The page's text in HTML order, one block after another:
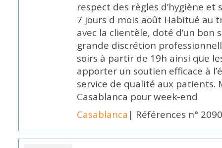
respect des règles d’hygiène
7 jours d mois août Habitué au
avec la clientèle, doté d’un bon
grande discrétion
soirs à partir de 19h ainsi que
apporter un soutien efficace à
service de qualité aux patients.
Casablanca pour week-end
Casablanca | Références n°